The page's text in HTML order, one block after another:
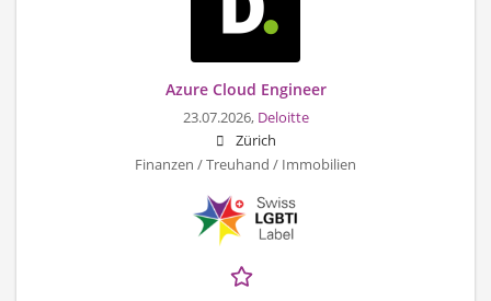
Azure Cloud Engineer
23.07.2026, Deloitte
Zürich
Finanzen / Treuhand / Immobilien